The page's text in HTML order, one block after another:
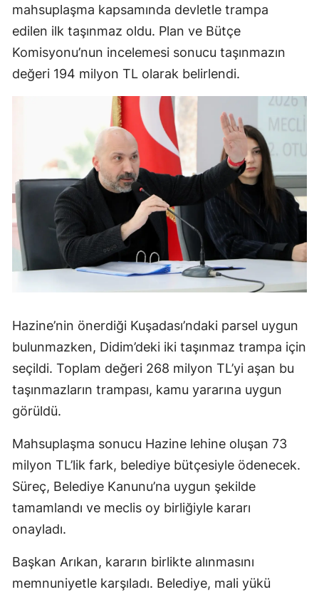
mahsuplaşma kapsamında devletle trampa
edilen ilk taşınmaz oldu. Plan ve Bütçe
Komisyonu’nun incelemesi sonucu taşınmazın
değeri 194 milyon TL olarak belirlendi.
Hazine’nin önerdiği Kuşadası’ndaki parsel uygun
bulunmazken, Didim’deki iki taşınmaz trampa için
seçildi. Toplam değeri 268 milyon TL’yi aşan bu
taşınmazların trampası, kamu yararına uygun
görüldü.
Mahsuplaşma sonucu Hazine lehine oluşan 73
milyon TL’lik fark, belediye bütçesiyle ödenecek.
Süreç, Belediye Kanunu’na uygun şekilde
tamamlandı ve meclis oy birliğiyle kararı
onayladı.
Başkan Arıkan, kararın birlikte alınmasını
memnuniyetle karşıladı. Belediye, mali yükü